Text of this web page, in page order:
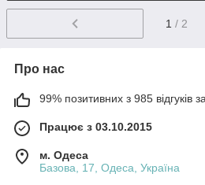
1 / 2
Про нас
99% позитивних з 985 відгуків
Працює з 03.10.2015
м. Одеса
Базова, 17, Одеса, Україна